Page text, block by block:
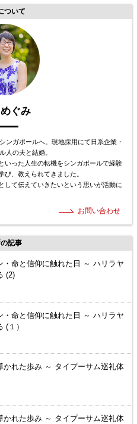
ついて
ぐみ
ンガポールへ。現地採用にて日系企業・
人の夫と結婚。
いった人生の転機をシンガポールで経験
び、教えられてきました。
して伝えていきたいという思いが活動に
お問い合わせ
記事
・命と信仰に触れた日 ～ ハリラヤ
(2)
・命と信仰に触れた日 ～ ハリラヤ
(１）
かれた歩み ～ タイプーサム巡礼体
かれた歩み ～ タイプーサム巡礼体